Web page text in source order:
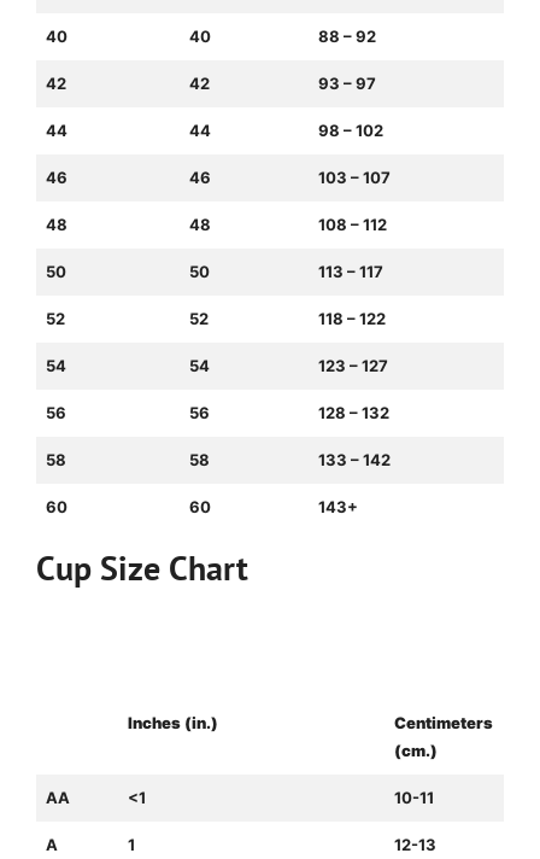
40 40 88 – 92
42 42 93 – 97
44 44 98 – 102
46 46 103 – 107
48 48 108 – 112
50 50 113 – 117
52 52 118 – 122
54 54 123 – 127
56 56 128 – 132
58 58 133 – 142
60 60 143+
Cup Size Chart
Inches (in.)
Centimeters
(cm.)
AA <1 10-11
A 1 12-13